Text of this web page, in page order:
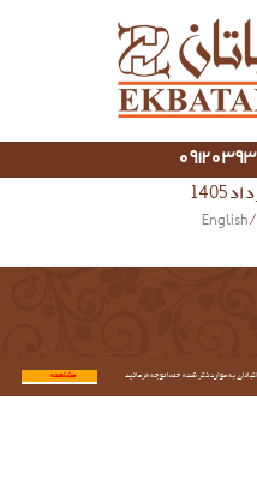
English/
به موارد ذکر شده حتما توجه فرمائید. مشاهده...